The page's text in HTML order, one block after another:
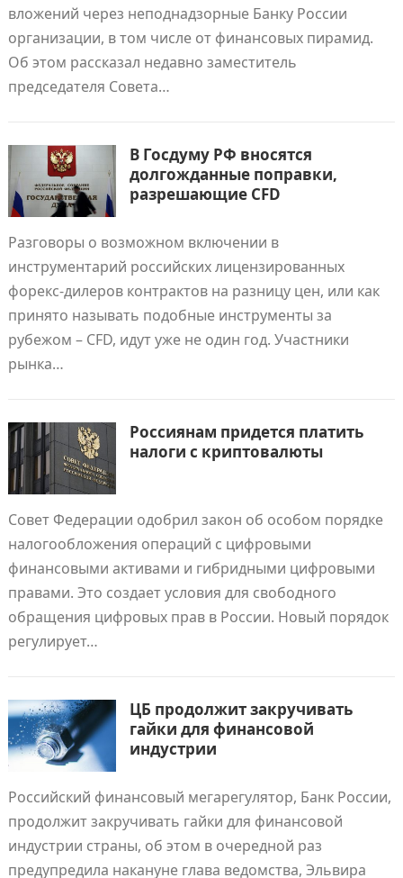
вложений через неподнадзорные Банку России
организации, в том числе от финансовых пирамид.
Об этом рассказал недавно заместитель
председателя Совета…
В Госдуму РФ вносятся
долгожданные поправки,
разрешающие CFD
Разговоры о возможном включении в
инструментарий российских лицензированных
форекс-дилеров контрактов на разницу цен, или как
принято называть подобные инструменты за
рубежом – CFD, идут уже не один год. Участники
рынка…
Россиянам придется платить
налоги с криптовалюты
Совет Федерации одобрил закон об особом порядке
налогообложения операций с цифровыми
финансовыми активами и гибридными цифровыми
правами. Это создает условия для свободного
обращения цифровых прав в России. Новый порядок
регулирует…
ЦБ продолжит закручивать
гайки для финансовой
индустрии
Российский финансовый мегарегулятор, Банк России,
продолжит закручивать гайки для финансовой
индустрии страны, об этом в очередной раз
предупредила накануне глава ведомства, Эльвира